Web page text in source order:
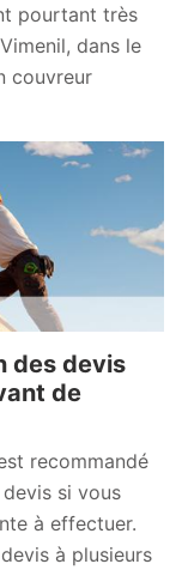
pourtant très
dans le
couvreur
des devis
de
recommandé
si vous
à effectuer.
à plusieurs